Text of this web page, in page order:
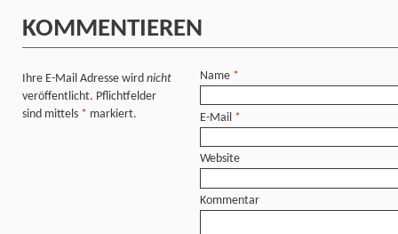
KOMMENTIEREN
Ihre E-Mail Adresse wird nicht
veröffentlicht. Pflichtfelder
sind mittels * markiert.
Name *
E-Mail *
Website
Kommentar